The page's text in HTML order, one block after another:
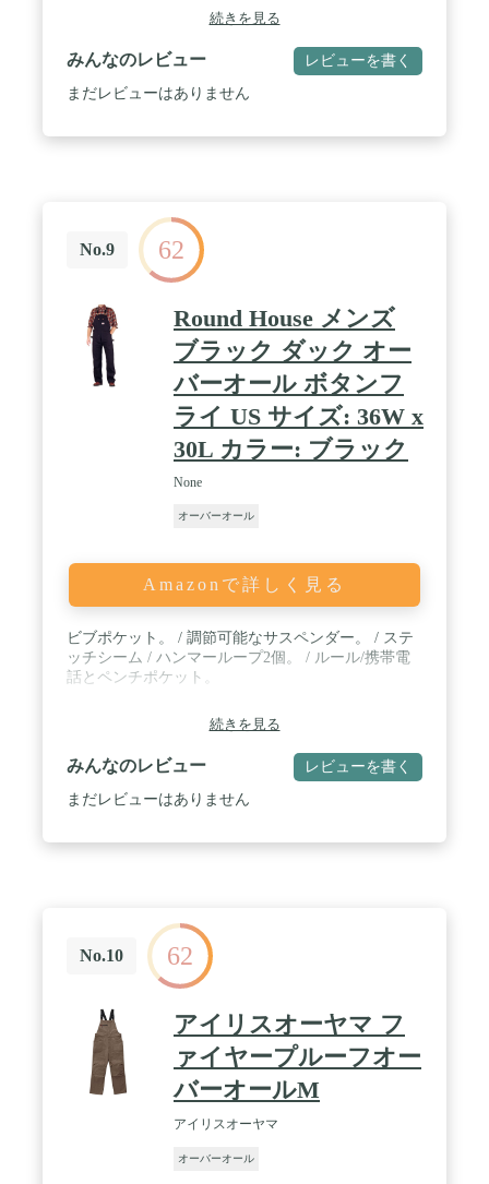
軽量で、アウトドアにも繰り出せるラフな着心地が
魅力。コーデュロイ素材を使用したオーバーオー
ル。肩紐の長さは調整可能で、ボタンにはCHUMS
ロゴを刻印し、フロントポケットにはピスネーム付
き。 / ポケットを豊富に設け、サイドにはペグハン
たり幅/33cm )L ( ウエスト幅/52.5cm、股上(ベルト抜
き)/24.5cm、股下/74.5cm、わたり幅/34cm )※製品に
よって仕上りサイズに多少の誤差がありますのでご
了承下さい。■素材：コットン100%■原産国：中国 /
カラー：Ｋｈａｋｉ / サイズ：Ｍ
続きを見る
みんなのレビュー レビューを書く
まだレビューはありません
No.9 62
Round House メンズ
ブラック ダック オー
バーオール ボタンフ
ライ US サイズ: 36W x
30L カラー: ブラック
None
オーバーオール
Amazonで詳しく見る
ビブポケット。 / 調節可能なサスペンダー。 / ステ
ッチシーム / ハンマーループ2個。 / ルール/携帯電
話とペンチポケット。
続きを見る
みんなのレビュー レビューを書く
まだレビューはありません
No.10 62
アイリスオーヤマ フ
ァイヤープルーフオー
バーオールM
アイリスオーヤマ
オーバーオール